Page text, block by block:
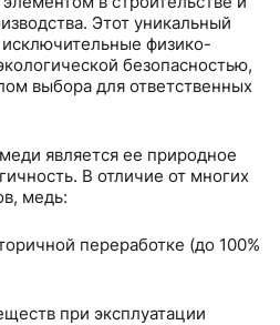
Этот уникальный
физико-
безопасностью,
выбора для ответственных
является ее природное
В отличие от многих
медь:
переработке (до 100%
при эксплуатации